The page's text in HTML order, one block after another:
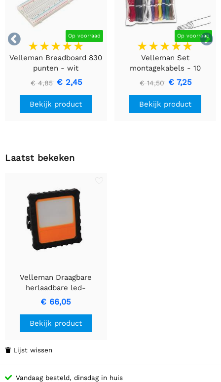

 Op voorraad
Velleman Breadboard 830
punten - wit
€ 4,85 € 2,45
Bekijk product
Op voorraad
Velleman Set
montagekabels - 10
kleuren - 60m - flexibele
kern (multi core)
€ 14,50 € 7,25
Bekijk product
Laatst bekeken
Velleman Draagbare
herlaadbare led-
werklamp - 20 w / 1400
lm - met dimfunctie
€ 66,05
Bekijk product
 Lijst wissen
Vandaag besteld, dinsdag in huis